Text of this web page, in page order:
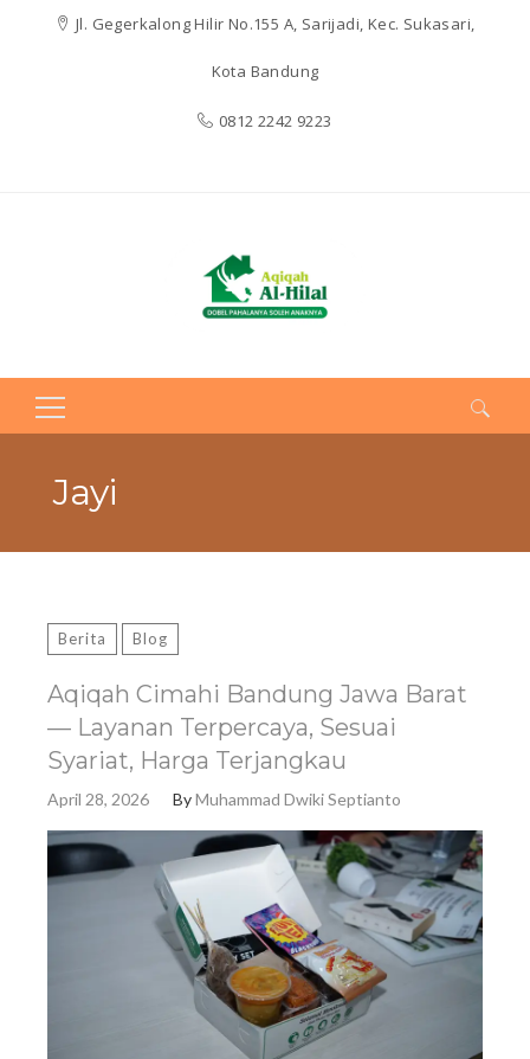
Jl. Gegerkalong Hilir No.155 A, Sarijadi, Kec. Sukasari,
Kota Bandung
0812 2242 9223
Search
for:Jayi
Berita Blog
Aqiqah Cimahi Bandung Jawa Barat
— Layanan Terpercaya, Sesuai
Syariat, Harga Terjangkau
April 28, 2026 ByMuhammad Dwiki Septianto